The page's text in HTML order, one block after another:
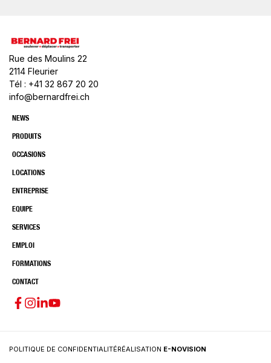
Rue des Moulins 22
2114 Fleurier
Tél : +41 32 867 20 20
info@bernardfrei.ch
NEWS
PRODUITS
OCCASIONS
LOCATIONS
ENTREPRISE
EQUIPE
SERVICES
EMPLOI
FORMATIONS
CONTACT
POLITIQUE DE CONFIDENTIALITÉRÉALISATION E-NOVISION